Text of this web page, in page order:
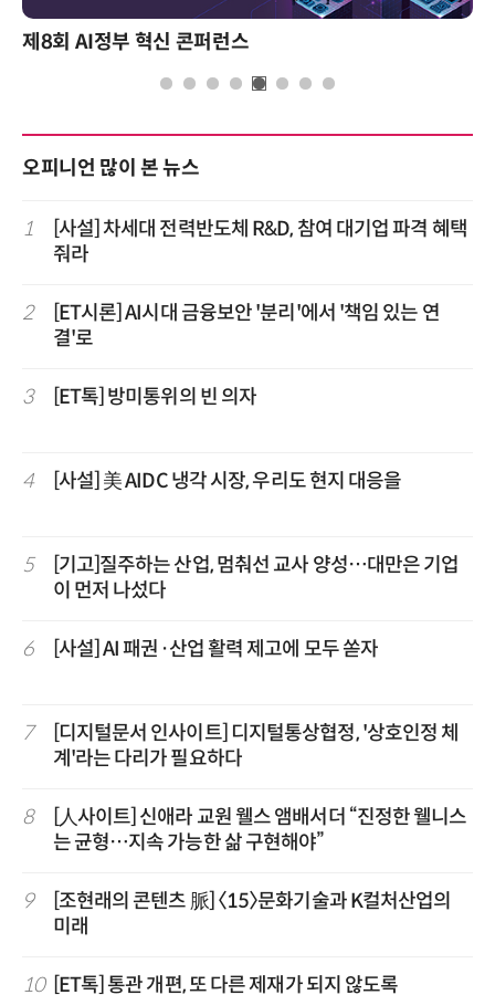
성과를 만드는 AI 에이전트 운영 전
오피니언 많이 본 뉴스
1
[사설] 차세대 전력반도체 R&D, 참여 대기업 파격 혜택
줘라
2
[ET시론] AI시대 금융보안 '분리'에서 '책임 있는 연
결'로
3 [ET톡] 방미통위의 빈 의자
4 [사설] 美 AIDC 냉각 시장, 우리도 현지 대응을
5
[기고]질주하는 산업, 멈춰선 교사 양성…대만은 기업
이 먼저 나섰다
6 [사설] AI 패권·산업 활력 제고에 모두 쏟자
7
[디지털문서 인사이트] 디지털통상협정, '상호인정 체
계'라는 다리가 필요하다
8
[人사이트] 신애라 교원 웰스 앰배서더 “진정한 웰니스
는 균형…지속 가능한 삶 구현해야”
9
[조현래의 콘텐츠 脈] 〈15〉문화기술과 K컬처산업의
미래
10 [ET톡] 통관 개편, 또 다른 제재가 되지 않도록